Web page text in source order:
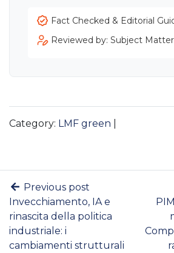
Fact Checked & Editorial
Reviewed by: Subject
Category: LMF green
Previous post
Invecchiamento, IA e
rinascita della politica
industriale: i
cambiamenti strutturali